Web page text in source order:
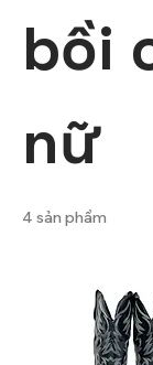
bồi
nữ
4 sản phẩm